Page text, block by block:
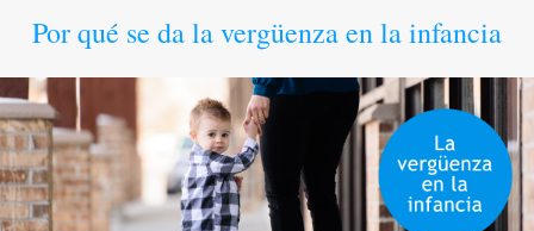
Por qué se da la vergüenza en la infancia